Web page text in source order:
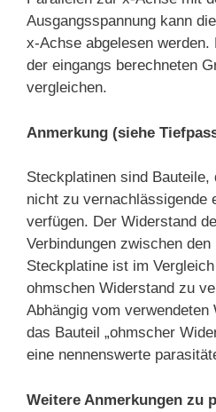
Ausgangsspannung kann
x-Achse abgelesen
der eingangs berechneten
vergleichen.
Anmerkung (siehe
Steckplatinen sind
nicht zu vernachlässigende
verfügen. Der Widerstand
Verbindungen zwischen
Steckplatine ist im
ohmschen Widerstand zu
Abhängig vom
das Bauteil „ohmscher
eine nennenswerte
Weitere Anmerkungen zu